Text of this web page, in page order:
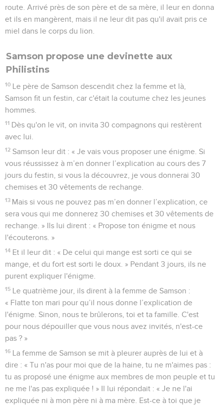
route. Arrivé près de son père et de sa mère, il leur en donna
et ils en mangèrent, mais il ne leur dit pas qu'il avait pris ce
miel dans le corps du lion.
Samson propose une devinette aux
Philistins
10 Le père de Samson descendit chez la femme et là,
Samson fit un festin, car c'était la coutume chez les jeunes
hommes.
11 Dès qu'on le vit, on invita 30 compagnons qui restèrent
avec lui.
12 Samson leur dit : « Je vais vous proposer une énigme. Si
vous réussissez à m’en donner l’explication au cours des 7
jours du festin, si vous la découvrez, je vous donnerai 30
chemises et 30 vêtements de rechange.
13 Mais si vous ne pouvez pas m’en donner l’explication, ce
sera vous qui me donnerez 30 chemises et 30 vêtements de
rechange. » Ils lui dirent : « Propose ton énigme et nous
l'écouterons. »
14 Et il leur dit : « De celui qui mange est sorti ce qui se
mange, et du fort est sorti le doux. » Pendant 3 jours, ils ne
purent expliquer l'énigme.
15 Le quatrième jour, ils dirent à la femme de Samson :
« Flatte ton mari pour qu’il nous donne l’explication de
l'énigme. Sinon, nous te brûlerons, toi et ta famille. C'est
pour nous dépouiller que vous nous avez invités, n'est-ce
pas ? »
16 La femme de Samson se mit à pleurer auprès de lui et à
dire : « Tu n'as pour moi que de la haine, tu ne m'aimes pas :
tu as proposé une énigme aux membres de mon peuple et tu
ne me l'as pas expliquée ! » Il lui répondait : « Je ne l'ai
expliquée ni à mon père ni à ma mère. Est-ce à toi que je